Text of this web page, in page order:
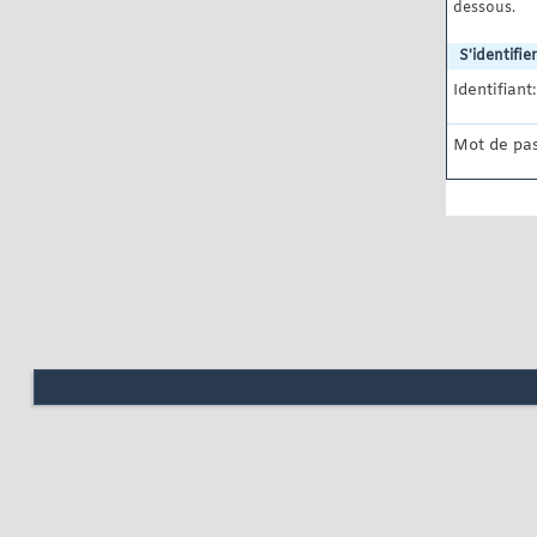
dessous.
S'identifier
Identifiant:
Mot de